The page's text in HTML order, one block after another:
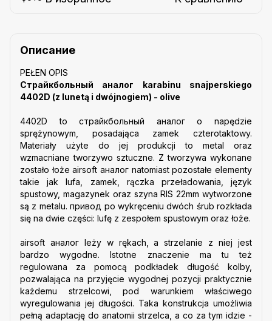
Описание
PEŁEN OPIS
Страйкбольный аналог karabinu snajperskiego
4402D (z lunetą i dwójnogiem) - olive
4402D to cтрайкбольный аналог o napędzie
sprężynowym, posadająca zamek czterotaktowy.
Materiały użyte do jej produkcji to metal oraz
wzmacniane tworzywo sztuczne. Z tworzywa wykonane
zostało łoże airsoft аналог natomiast pozostałe elementy
takie jak lufa, zamek, rączka przeładowania, język
spustowy, magazynek oraz szyna RIS 22mm wytworzone
są z metalu. привод po wykręceniu dwóch śrub rozkłada
się na dwie części: lufę z zespołem spustowym oraz łoże.
airsoft аналог leży w rękach, a strzelanie z niej jest
bardzo wygodne. Istotne znaczenie ma tu też
regulowana za pomocą podkładek długość kolby,
pozwalająca na przyjęcie wygodnej pozycji praktycznie
każdemu strzelcowi, pod warunkiem właściwego
wyregulowania jej długości. Taka konstrukcja umożliwia
pełną adaptację do anatomii strzelca, a co za tym idzie -